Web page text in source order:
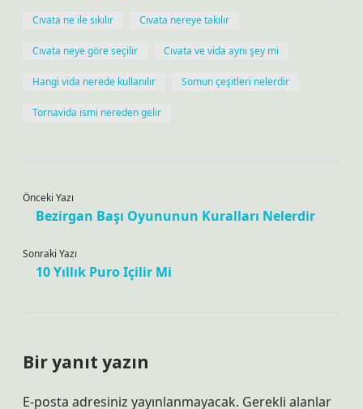
Cıvata ne ile sıkılır Cıvata nereye takılır
Cıvata neye göre seçilir Cıvata ve vida aynı şey mi
Hangi vida nerede kullanılır Somun çeşitleri nelerdir
Tornavida ismi nereden gelir
Önceki Yazı
Bezirgan Başı Oyununun Kuralları Nelerdir
Sonraki Yazı
10 Yıllık Puro Içilir Mi
Bir yanıt yazın
E-posta adresiniz yayınlanmayacak. Gerekli alanlar